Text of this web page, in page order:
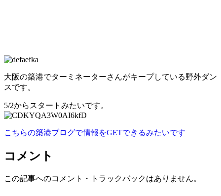
大阪の築港でターミネーターさんがキープしている野外ダン
スです。
5/2からスタートみたいです。
こちらの築港ブログで情報をGETできるみたいです
コメント
この記事へのコメント・トラックバックはありません。